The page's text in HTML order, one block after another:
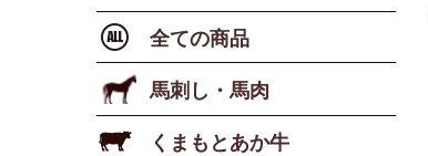
全ての商品
馬刺し・馬肉
くまもとあか牛